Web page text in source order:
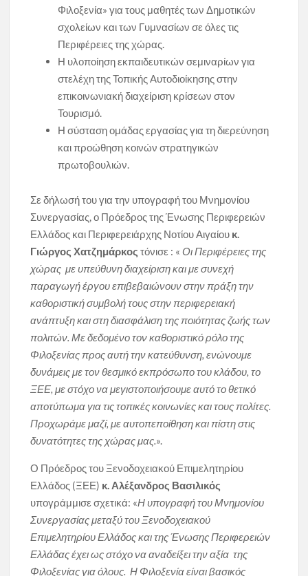
Φιλοξενία» για τους μαθητές των Δημοτικών
σχολείων και των Γυμνασίων σε όλες τις
Περιφέρειες της χώρας.
Η υλοποίηση εκπαιδευτικών σεμιναρίων για
στελέχη της Τοπικής Αυτοδιοίκησης στην
επικοινωνιακή διαχείριση κρίσεων στον
Τουρισμό.
Η σύσταση ομάδας εργασίας για τη διερεύνηση
και προώθηση κοινών στρατηγικών
πρωτοβουλιών.
Σε δήλωσή του για την υπογραφή του Μνημονίου
Συνεργασίας, ο Πρόεδρος της Ένωσης Περιφερειών
Ελλάδος και Περιφερειάρχης Νοτίου Αιγαίου κ.
Γιώργος Χατζημάρκος τόνισε : «Οι Περιφέρειες της
χώρας με υπεύθυνη διαχείριση και με συνεχή
παραγωγή έργου επιβεβαιώνουν στην πράξη την
καθοριστική συμβολή τους στην περιφερειακή
ανάπτυξη και στη διασφάλιση της ποιότητας ζωής των
πολιτών. Με δεδομένο τον καθοριστικό ρόλο της
Φιλοξενίας προς αυτή την κατεύθυνση, ενώνουμε
δυνάμεις με τον θεσμικό εκπρόσωπο του κλάδου, το
ΞΕΕ, με στόχο να μεγιστοποιήσουμε αυτό το θετικό
αποτύπωμα για τις τοπικές κοινωνίες και τους πολίτες.
Προχωράμε μαζί, με αυτοπεποίθηση και πίστη στις
δυνατότητες της χώρας μας.».
Ο Πρόεδρος του Ξενοδοχειακού Επιμελητηρίου
Ελλάδος (ΞΕΕ) κ. Αλέξανδρος Βασιλικός
υπογράμμισε σχετικά: «Η υπογραφή του Μνημονίου
Συνεργασίας μεταξύ του Ξενοδοχειακού
Επιμελητηρίου Ελλάδος και της Ένωσης Περιφερειών
Ελλάδας έχει ως στόχο να αναδείξει την αξία της
Φιλοξενίας για όλους. Η Φιλοξενία είναι βασικός